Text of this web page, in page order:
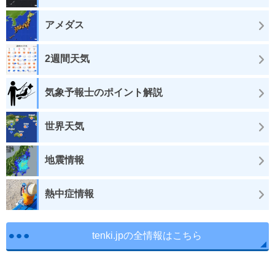
アメダス
2週間天気
気象予報士のポイント解説
世界天気
地震情報
熱中症情報
tenki.jpの全情報はこちら